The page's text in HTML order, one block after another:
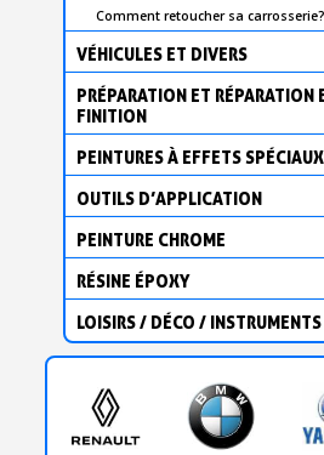
Comment retoucher sa carrosserie?
VÉHICULES ET DIVERS
PRÉPARATION ET RÉPARATION
FINITION
PEINTURES À EFFETS SPÉCIAUX
OUTILS D’APPLICATION
PEINTURE CHROME
RÉSINE ÉPOXY
LOISIRS / DÉCO /